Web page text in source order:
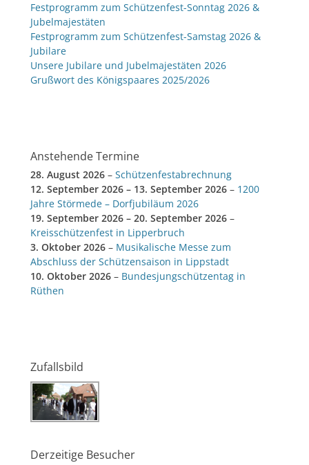
Festprogramm zum Schützenfest-Sonntag 2026 &
Jubelmajestäten
Festprogramm zum Schützenfest-Samstag 2026 &
Jubilare
Unsere Jubilare und Jubelmajestäten 2026
Grußwort des Königspaares 2025/2026
Anstehende Termine
28. August 2026 – Schützenfestabrechnung
12. September 2026 – 13. September 2026 – 1200
Jahre Störmede – Dorfjubiläum 2026
19. September 2026 – 20. September 2026 –
Kreisschützenfest in Lipperbruch
3. Oktober 2026 – Musikalische Messe zum
Abschluss der Schützensaison in Lippstadt
10. Oktober 2026 – Bundesjungschützentag in
Rüthen
Zufallsbild
Derzeitige Besucher